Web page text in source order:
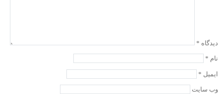
دیدگاه *
نام *
ایمیل *
وب‌ سایت